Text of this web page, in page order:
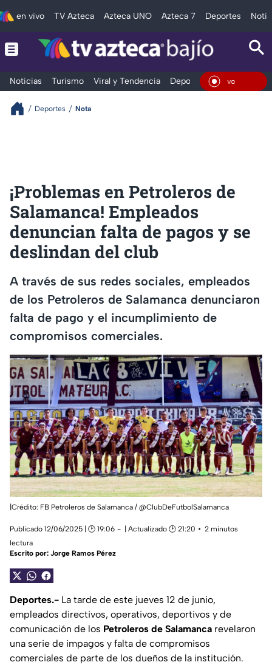
en vivo TV Azteca Azteca UNO Azteca 7 Deportes
Noticias Turismo Viral y Tendencia Deportes Espectáculos
En
Deportes Nota
¡Problemas en Petroleros de
Salamanca! Empleados
denuncian falta de pagos y se
deslindan del club
A través de sus redes sociales, empleados
de los Petroleros de Salamanca denunciaron
falta de pago y el incumplimiento de
compromisos comerciales.
|Crédito: FB Petroleros de Salamanca / @ClubDeFutbolSalamanca
Publicado 12/06/2025 | 🕑 19:06 | Actualizado 🕑 21:20
2 minutos
lectura
Escrito por: Jorge Ramos Pérez
Deportes.- La tarde de este jueves 12 de junio,
empleados directivos, operativos, deportivos y de
comunicación de los Petroleros de Salamanca revelaron
una serie de impagos y falta de compromisos
comerciales de parte de los dueños de la institución.